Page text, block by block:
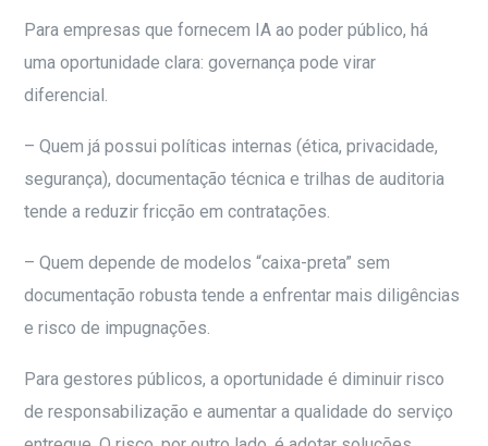
Para empresas que fornecem IA ao poder público, há
uma oportunidade clara: governança pode virar
diferencial.
– Quem já possui políticas internas (ética, privacidade,
segurança), documentação técnica e trilhas de auditoria
tende a reduzir fricção em contratações.
– Quem depende de modelos “caixa-preta” sem
documentação robusta tende a enfrentar mais diligências
e risco de impugnações.
Para gestores públicos, a oportunidade é diminuir risco
de responsabilização e aumentar a qualidade do serviço